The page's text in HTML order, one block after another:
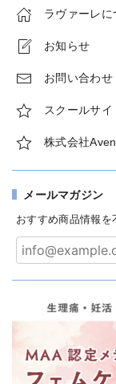
ラヴァーレに
お知らせ
お問い合わせ
スクールサイ
株式会社
メールマガジン
おすすめ商品情報を